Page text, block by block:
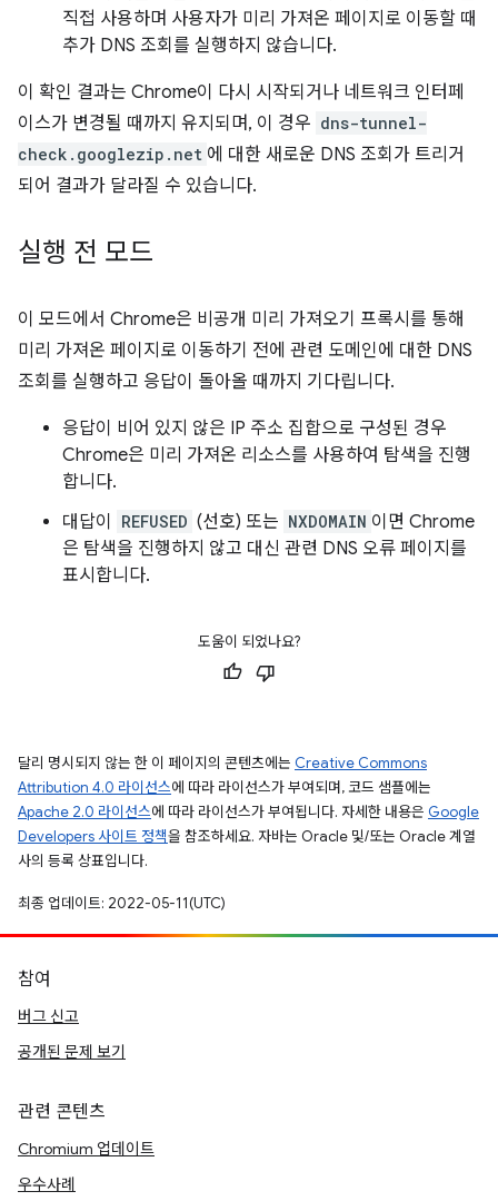
직접 사용하며 사용자가 미리 가져온 페이지로 이동할 때
추가 DNS 조회를 실행하지 않습니다.
이 확인 결과는 Chrome이 다시 시작되거나 네트워크 인터페
이스가 변경될 때까지 유지되며, 이 경우 dns-tunnel-
check.googlezip.net 에 대한 새로운 DNS 조회가 트리거
되어 결과가 달라질 수 있습니다.
실행 전 모드
이 모드에서 Chrome은 비공개 미리 가져오기 프록시를 통해
미리 가져온 페이지로 이동하기 전에 관련 도메인에 대한 DNS
조회를 실행하고 응답이 돌아올 때까지 기다립니다.
응답이 비어 있지 않은 IP 주소 집합으로 구성된 경우
Chrome은 미리 가져온 리소스를 사용하여 탐색을 진행
합니다.
대답이
REFUSED (선호) 또는 NXDOMAIN 이면 Chrome
은 탐색을 진행하지 않고 대신 관련 DNS 오류 페이지를
표시합니다.
도움이 되었나요?
달리 명시되지 않는 한 이 페이지의 콘텐츠에는 Creative Commons
Attribution 4.0 라이선스에 따라 라이선스가 부여되며, 코드 샘플에는
Apache 2.0 라이선스에 따라 라이선스가 부여됩니다. 자세한 내용은 Google
Developers 사이트 정책을 참조하세요. 자바는 Oracle 및/또는 Oracle 계열
사의 등록 상표입니다.
최종 업데이트: 2022-05-11(UTC)
참여
버그 신고
공개된 문제 보기
관련 콘텐츠
Chromium 업데이트
우수사례